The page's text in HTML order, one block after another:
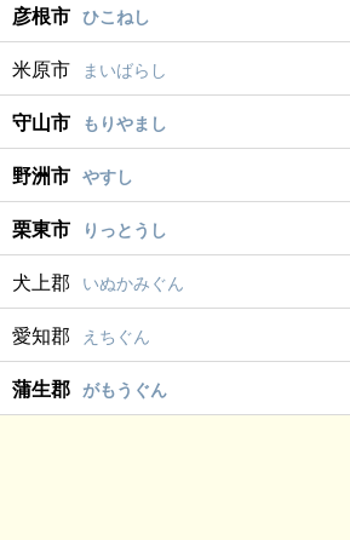
彦根市 ひこねし
米原市 まいばらし
守山市 もりやまし
野洲市 やすし
栗東市 りっとうし
犬上郡 いぬかみぐん
愛知郡 えちぐん
蒲生郡 がもうぐん